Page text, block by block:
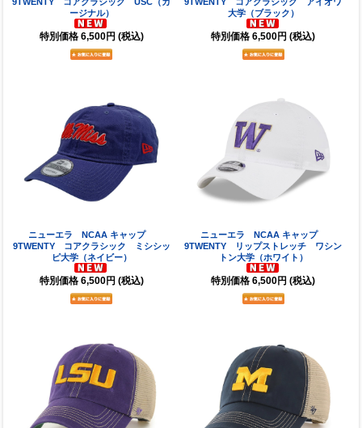
ージナル）
特別価格 6,500円 (税込)
大学（ブラック）
特別価格 6,500円 (税込)
ニューエラ NCAA キャップ
9TWENTY コアクラシック ミシシッ
ピ大学（ネイビー）
特別価格 6,500円 (税込)
ニューエラ NCAA キャップ
9TWENTY リップストレッチ ワシン
トン大学（ホワイト）
特別価格 6,500円 (税込)